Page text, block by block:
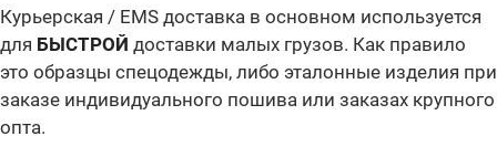
Курьерская / EMS доставка в основном используется
для БЫСТРОЙ доставки малых грузов. Как правило
это образцы спецодежды, либо эталонные изделия при
заказе индивидуального пошива или заказах крупного
опта.